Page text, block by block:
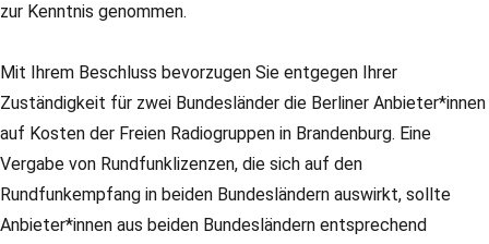
zur Kenntnis genommen.
Mit Ihrem Beschluss bevorzugen Sie entgegen Ihrer
Zuständigkeit für zwei Bundesländer die Berliner Anbieter*innen
auf Kosten der Freien Radiogruppen in Brandenburg. Eine
Vergabe von Rundfunklizenzen, die sich auf den
Rundfunkempfang in beiden Bundesländern auswirkt, sollte
Anbieter*innen aus beiden Bundesländern entsprechend